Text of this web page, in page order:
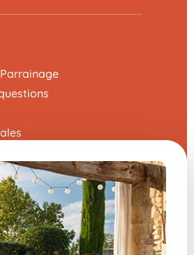
préférences en matière de
sur un de nos